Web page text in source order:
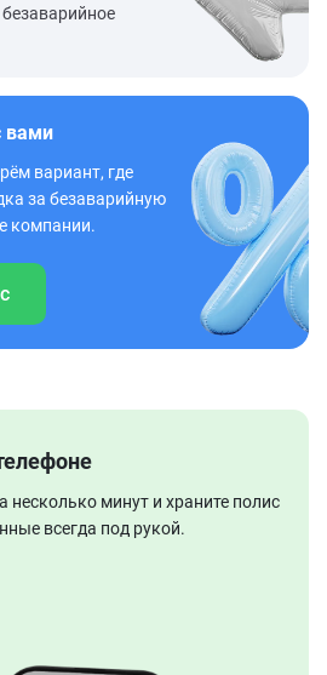
вами
вариант, где
за безаварийную
компании.
минут и храните полис
всегда под рукой.